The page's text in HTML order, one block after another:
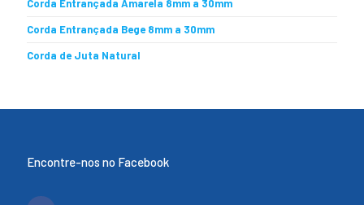
Corda Entrançada Amarela 8mm a 30mm
Corda Entrançada Bege 8mm a 30mm
Corda de Juta Natural
Encontre-nos no Facebook